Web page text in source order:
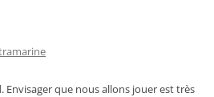
Envisager que nous allons jouer est très